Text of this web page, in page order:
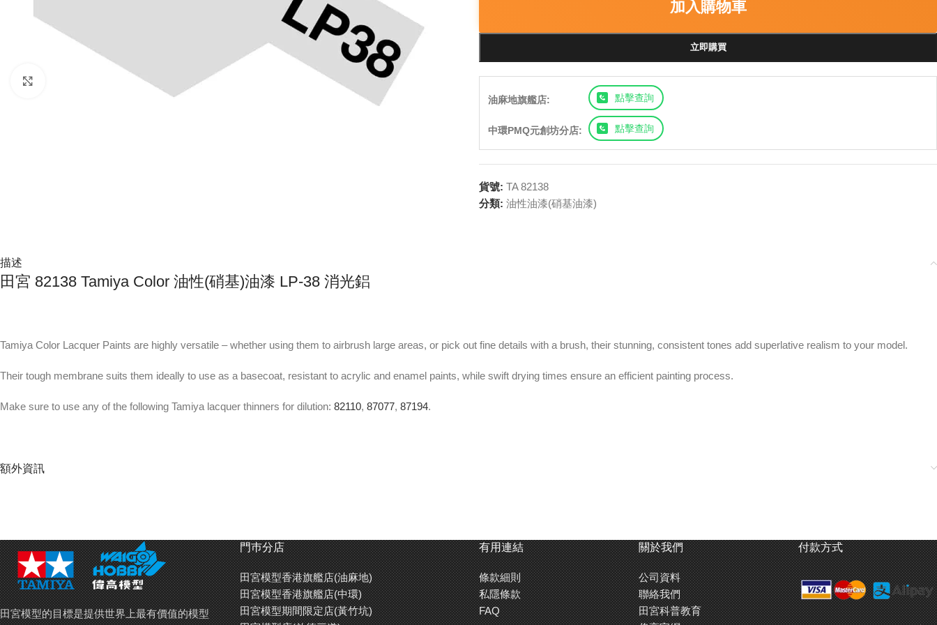
加入購物車
立即購買
油麻地旗艦店: 點擊查詢
中環PMQ元創坊分店: 點擊查詢
貨號: TA 82138
分類: 油性油漆(硝基油漆)
描述
田宮 82138 Tamiya Color 油性(硝基)油漆 LP-38 消光鋁
Tamiya Color Lacquer Paints are highly versatile – whether using them to airbrush large areas, or pick out fine details with a brush, their stunning, consistent tones add superlative realism to your model.
Their tough membrane suits them ideally to use as a basecoat, resistant to acrylic and enamel paints, while swift drying times ensure an efficient painting process.
Make sure to use any of the following Tamiya lacquer thinners for dilution: 82110, 87077, 87194.
The paint can only be thinned using Tamiya lacquer thinner.
田宮油性(硝基)油漆用途廣泛 – 用噴槍為大面積上色，或是用筆掃繪畫細緻部分，田宮油性油漆的鮮艷發色度都能夠令你的模型增添真實感。
額外資訊
田宮模型的目標是提供世界上最有價值的模型
門巿分店
田宮模型香港旗艦店(油麻地)
田宮模型香港旗艦店(中環)
田宮模型期間限定店(黃竹坑)
有用連結
條款細則
私隱條款
FAQ
關於我們
公司資料
聯絡我們
田宮科普教育
付款方式